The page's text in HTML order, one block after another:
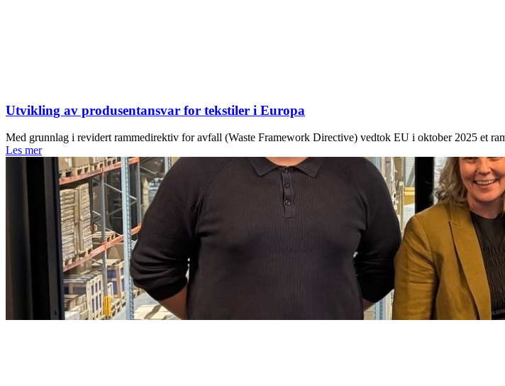
Utvikling av produsentansvar for tekstiler i Europa
Med grunnlag i revidert rammedirektiv for avfall (Waste Framework Directive) vedtok EU i oktober 2025 et
Les mer